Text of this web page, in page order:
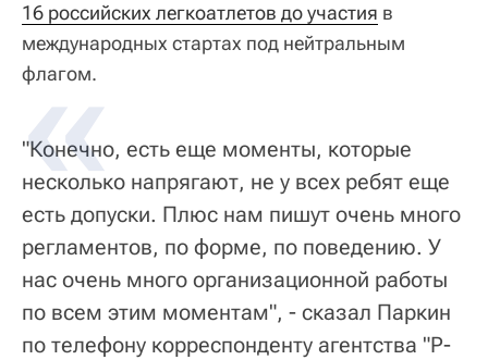
16 российских легкоатлетов до участия в
международных стартах под нейтральным
флагом.
"Конечно, есть еще моменты, которые
несколько напрягают, не у всех ребят еще
есть допуски. Плюс нам пишут очень много
регламентов, по форме, по поведению. У
нас очень много организационной работы
по всем этим моментам", - сказал Паркин
по телефону корреспонденту агентства "Р-